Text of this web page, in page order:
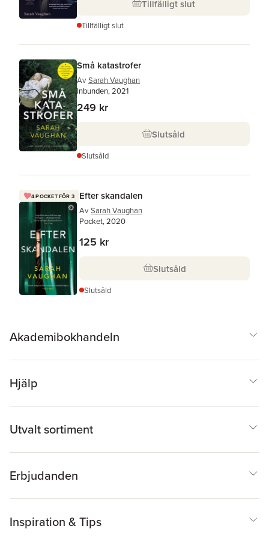
Tillfälligt slut
Tillfälligt slut
Små katastrofer
Av Sarah Vaughan
Inbunden, 2021
249 kr
Slutsåld
Slutsåld
4 POCKET FÖR 3 Efter skandalen
Av Sarah Vaughan
Pocket, 2020
125 kr
Slutsåld
Slutsåld
Akademibokhandeln
Hjälp
Utvalt sortiment
Erbjudanden
Inspiration & Tips